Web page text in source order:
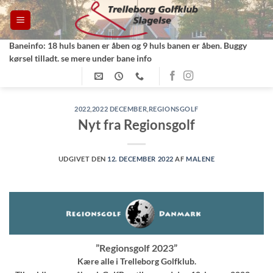
Fortsæt
til
indhold
Baneinfo: 18 huls banen er åben og 9 huls banen er åben. Buggy
kørsel tilladt. se mere under bane info
2022 2022 DECEMBER REGIONSGOLF
Nyt fra Regionsgolf
UDGIVET DEN 12. DECEMBER 2022 AFMALENE
”Regionsgolf 2023”
Kære alle i Trelleborg Golfklub.